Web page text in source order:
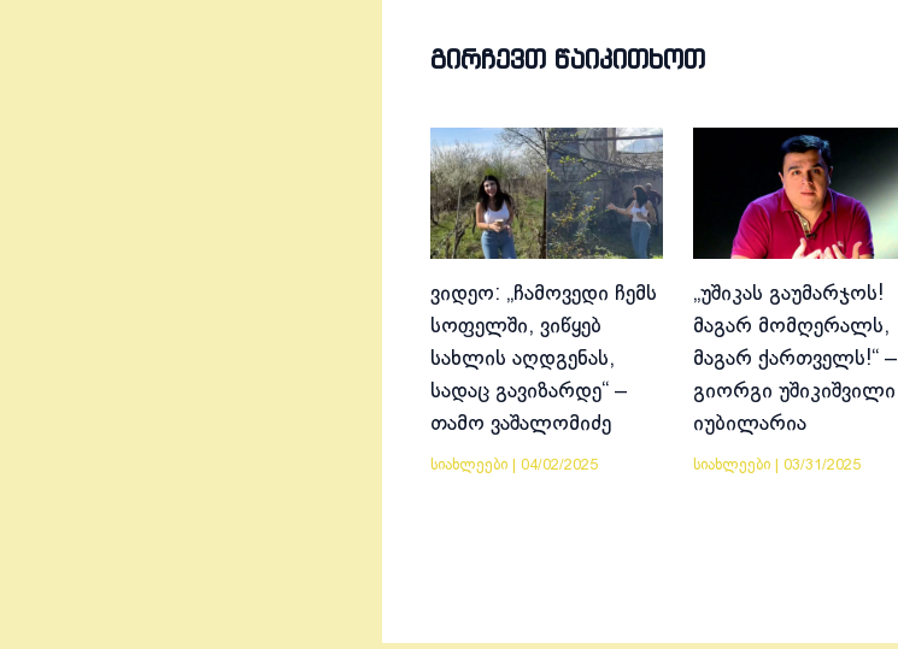
ᲒᲘᲠᲩᲔᲕᲗ ᲬᲐᲘᲙᲘᲗᲮᲝᲗ
ვიდეო: „ჩამოვედი ჩემს
სოფელში, ვიწყებ
სახლის აღდგენას,
სადაც გავიზარდე“ –
თამო ვაშალომიძე
სიახლეები 04/02/2025
„უშიკას გაუმარჯოს!
მაგარ მომღერალს,
მაგარ ქართველს!“ –
გიორგი უშიკიშვილი
იუბილარია
სიახლეები |03/31/2025